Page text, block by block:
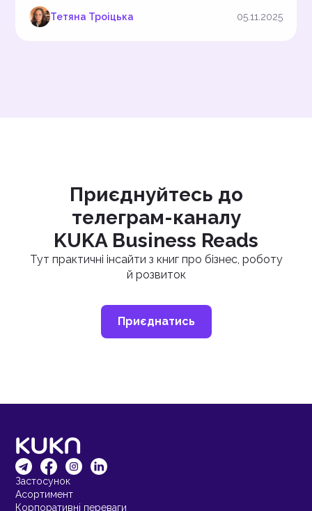
Тетяна Троіцька 05.11.2025
Приєднуйтесь до
телеграм-каналу
KUKA Business Reads
Тут практичні інсайти з книг про бізнес, роботу
й розвиток
Приєднатись
Застосунок
Асортимент
Корпоративні переваги